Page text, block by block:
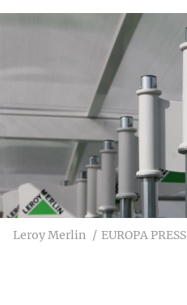
Leroy Merlin EUROPA PRESS